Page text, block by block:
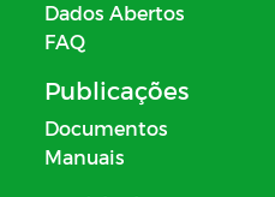
Dados Abertos
FAQ
Publicações
Documentos
Manuais